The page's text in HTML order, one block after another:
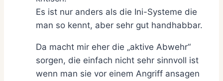
Es ist nur anders als die Ini-Systeme die
man so kennt, aber sehr gut handhabbar.
Da macht mir eher die „aktive Abwehr“
sorgen, die einfach nicht sehr sinnvoll ist
wenn man sie vor einem Angriff ansagen